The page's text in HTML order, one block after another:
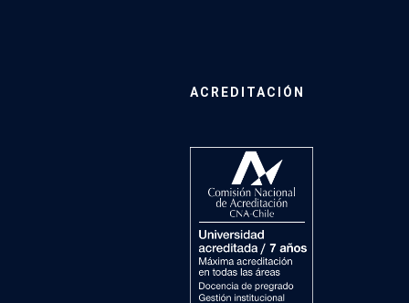
ACREDITACIÓN